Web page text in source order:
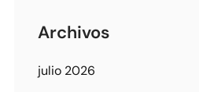
Archivos
julio 2026